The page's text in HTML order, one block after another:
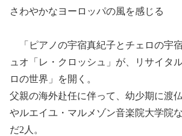
さわやかなヨーロッパの風を感じる
「ピアノの宇宿真紀子とチェロの宇
ュオ「レ・クロッシュ」が、リサイタ
ロの世界」を開く。
父親の海外赴任に伴って、幼少期に渡
やルエイユ・マルメゾン音楽院大学院
だ2人。